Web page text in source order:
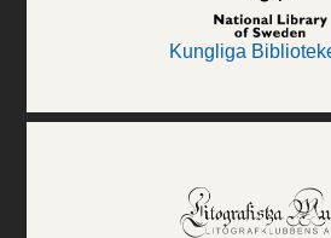
Kungliga